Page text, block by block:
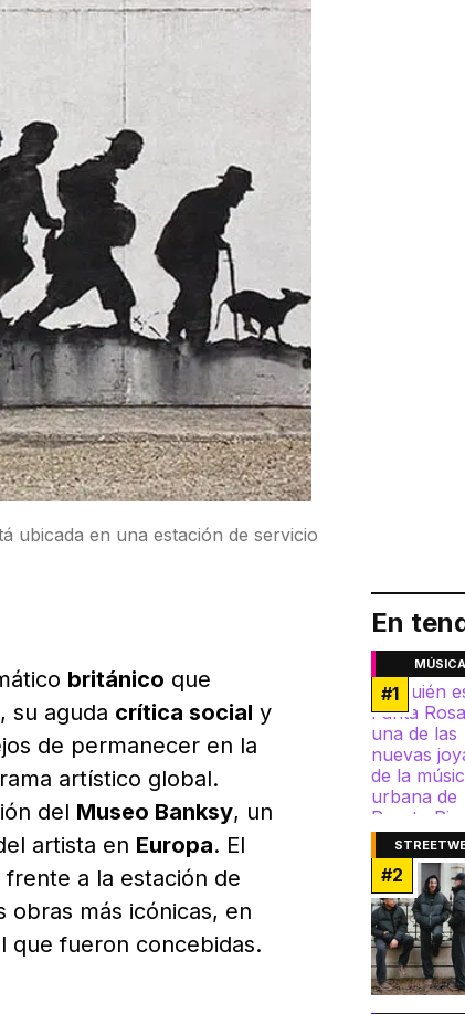
ubicada en una estación de servicio
británico que
, su aguda crítica social y
de permanecer en la
artístico global.
del Museo Banksy, un
artista en Europa. El
frente a la estación de
obras más icónicas, en
que fueron concebidas.
En
MÚSICA
#1
#2